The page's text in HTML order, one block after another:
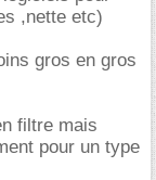
,nette etc)
gros en gros
filtre mais
pour un type